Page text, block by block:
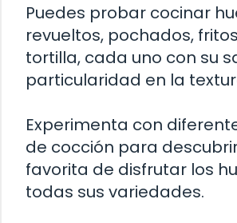
Puedes probar cocinar
revueltos, pochados,
tortilla, cada uno con su
particularidad en la
Experimenta con
de cocción para
favorita de disfrutar los
todas sus variedades.